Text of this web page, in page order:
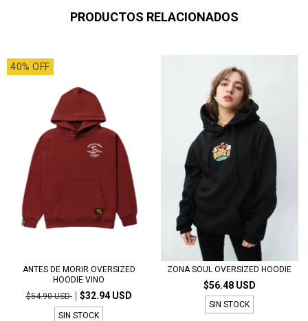
PRODUCTOS RELACIONADOS
40% OFF
ANTES DE MORIR OVERSIZED
HOODIE VINO
$54.90 USD
$32.94 USD
SIN STOCK
ZONA SOUL OVERSIZED HOODIE
$56.48 USD
SIN STOCK